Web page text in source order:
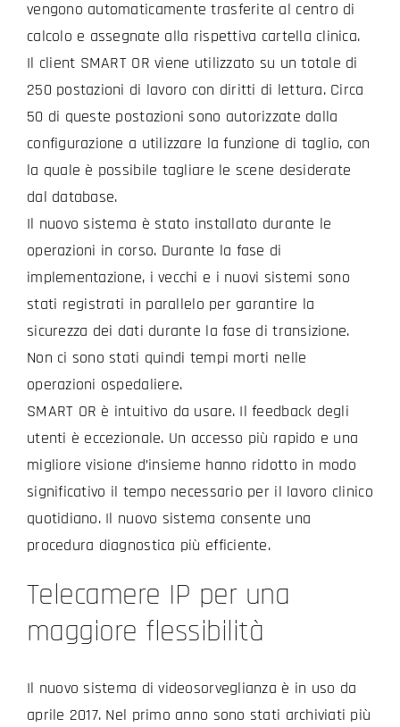
vengono automaticamente trasferite al centro di
calcolo e assegnate alla rispettiva cartella clinica.
Il client SMART OR viene utilizzato su un totale di
250 postazioni di lavoro con diritti di lettura. Circa
50 di queste postazioni sono autorizzate dalla
configurazione a utilizzare la funzione di taglio, con
la quale è possibile tagliare le scene desiderate
dal database.
Il nuovo sistema è stato installato durante le
operazioni in corso. Durante la fase di
implementazione, i vecchi e i nuovi sistemi sono
stati registrati in parallelo per garantire la
sicurezza dei dati durante la fase di transizione.
Non ci sono stati quindi tempi morti nelle
operazioni ospedaliere.
SMART OR è intuitivo da usare. Il feedback degli
utenti è eccezionale. Un accesso più rapido e una
migliore visione d’insieme hanno ridotto in modo
significativo il tempo necessario per il lavoro clinico
quotidiano. Il nuovo sistema consente una
procedura diagnostica più efficiente.
Telecamere IP per una
maggiore flessibilità
Il nuovo sistema di videosorveglianza è in uso da
aprile 2017. Nel primo anno sono stati archiviati più